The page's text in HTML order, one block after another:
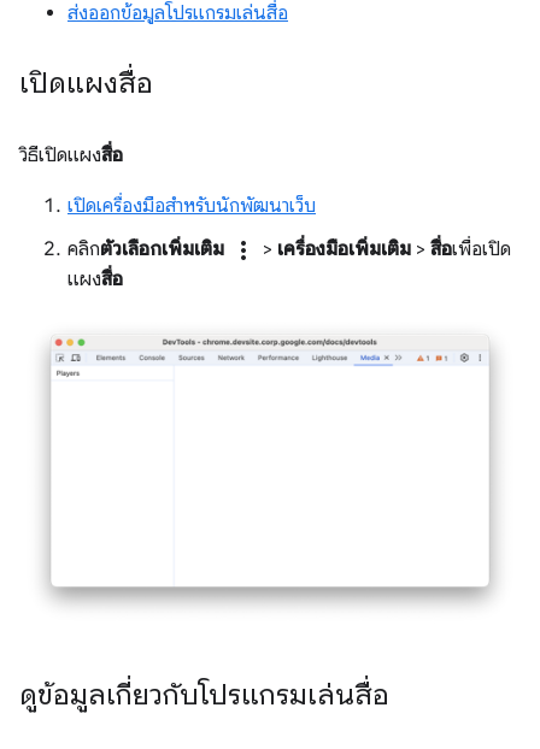
ส่งออกข้อมูลโปรแกรมเล่นสื่อ
เปิดแผงสื่อ
วิธีเปิดแผงสื่อ
เปิดเครื่องมือสำหรับนักพัฒนาเว็บ
คลิกตัวเลือกเพิ่มเติม more_vert > เครื่องมือเพิ่มเติม > สื่อเพื่อเปิด
แผงสื่อ
ดูข้อมูลเกี่ยวกับโปรแกรมเล่นสื่อ